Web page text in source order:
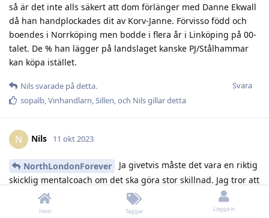
så är det inte alls säkert att dom förlänger med Danne Ekwall
då han handplockades dit av Korv-Janne. Förvisso född och
boendes i Norrköping men bodde i flera år i Linköping på 00-
talet. De % han lägger på landslaget kanske PJ/Stålhammar
kan köpa istället.
Svara
Nilssvarade på detta.
sopalb,Vinhandlarn,Sillen, och Nilsgillar detta
N Nils 11 okt 2023
NorthLondonForever
Ja givetvis måste det vara en riktig
skicklig mentalcoach om det ska göra stor skillnad. Jag tror att
en sådan mentalcoach kan lyfta laget en bra bit. Vi måste
göra som flera av de ledande föreningarna gör, vi ligger efter
Hem Taggar Logga in